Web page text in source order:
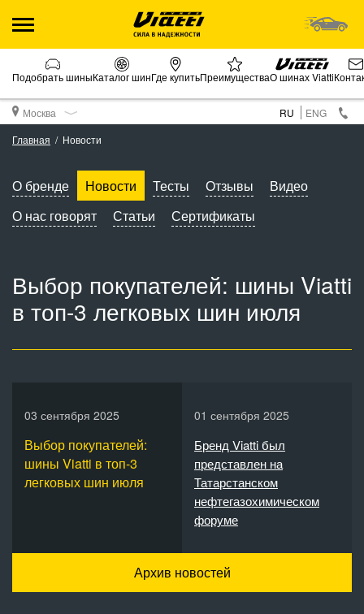
Подобрать шиныКаталог шинГде купитьПреимуществаО шинах Viatti
Москва RU
ENG
Главная
Новости
О бренде Новости Тесты Отзывы
Видео
О нас говорят
Статьи Сертификаты
Выбор покупателей: шины Viatti
в топ-3 легковых шин июля
03 сентября 2025
Выбор покупателей:
шины Viatti в топ-3
легковых шин июля
01 сентября 2025
Бренд Viatti был
представлен на
Татарстанском
нефтегазохимическом
форуме
Архив новостей